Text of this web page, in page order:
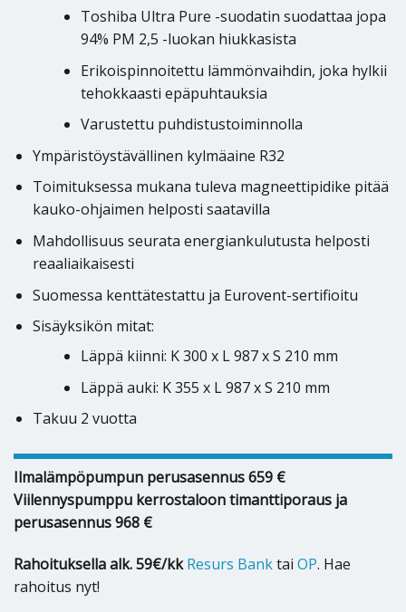
Toshiba Ultra Pure -suodatin suodattaa jopa
94% PM 2,5 -luokan hiukkasista
Erikoispinnoitettu lämmönvaihdin, joka hylkii
tehokkaasti epäpuhtauksia
Varustettu puhdistustoiminnolla
Ympäristöystävällinen kylmäaine R32
Toimituksessa mukana tuleva magneettipidike pitää
kauko-ohjaimen helposti saatavilla
Mahdollisuus seurata energiankulutusta helposti
reaaliaikaisesti
Suomessa kenttätestattu ja Eurovent-sertifioitu
Sisäyksikön mitat:
Läppä kiinni: K 300 x L 987 x S 210 mm
Läppä auki: K 355 x L 987 x S 210 mm
Takuu 2 vuotta
Ilmalämpöpumpun perusasennus 659 €
Viilennyspumppu kerrostaloon timanttiporaus ja
perusasennus 968 €
Rahoituksella alk. 59€/kk Resurs Banktai OP. Hae
rahoitus nyt!